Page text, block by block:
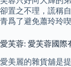
卻置之不理，謊稱
青爲了避免蕭玲玲
愛芙蓉: 愛芙蓉國際
愛美麗的雜貨舖是